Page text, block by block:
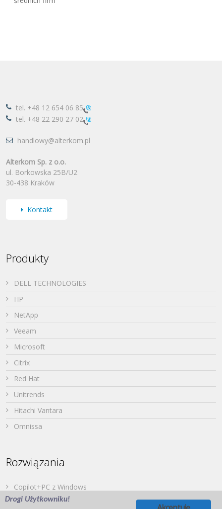
tel. +48 12 654 06 85
tel. +48 22 290 27 02
handlowy@alterkom.pl
Alterkom Sp. z o.o.
ul. Borkowska 25B/U2
30-438 Kraków
Kontakt
Produkty
DELL TECHNOLOGIES
HP
NetApp
Veeam
Microsoft
Citrix
Red Hat
Unitrends
Hitachi Vantara
Omnissa
Rozwiązania
Copilot+PC z Windows
Dell PowerStore
Drogi Użytkowniku!